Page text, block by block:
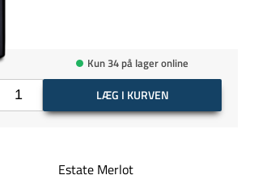
Kun 34 på lager online
LÆG I KURVEN
Estate Merlot